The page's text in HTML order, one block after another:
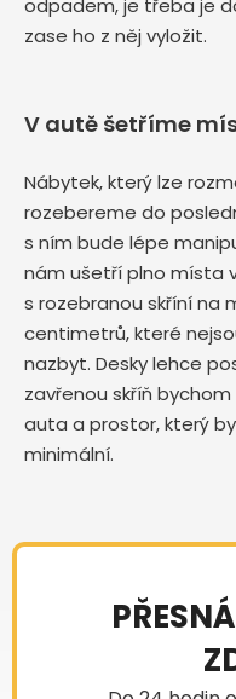
odpadem, je třeba je
zase ho z něj vyložit.
V autě šetříme
Nábytek, který lze
rozebereme do
s ním bude lépe
nám ušetří plno místa
s rozebranou skříní na
centimetrů, které
nazbyt. Desky lehce
zavřenou skříň
auta a prostor, který
minimální.